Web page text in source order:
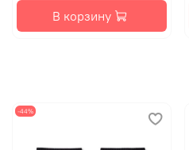
В корзину
-44%